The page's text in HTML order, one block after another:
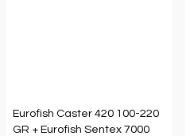
Eurofish Caster 420 100-220
GR + Eurofish Sentex 7000